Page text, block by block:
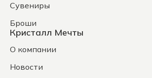
Сувениры
Броши
Кристалл Мечты
О компании
Новости